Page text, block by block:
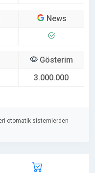
News
Gösterim
3.000.000
otomatik sistemlerden